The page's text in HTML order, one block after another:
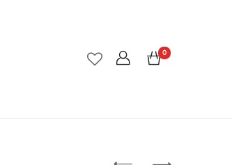
0